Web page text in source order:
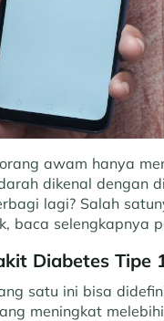
awam hanya
dikenal dengan
lagi? Salah
baca selengkapnya
Diabetes Tipe
satu ini bisa
meningkat